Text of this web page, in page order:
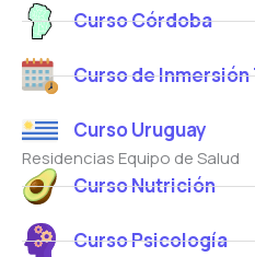
Curso Córdoba
Curso de
Curso Uruguay
Residencias Equipo de Salud
Curso Nutrición
Curso Psicología